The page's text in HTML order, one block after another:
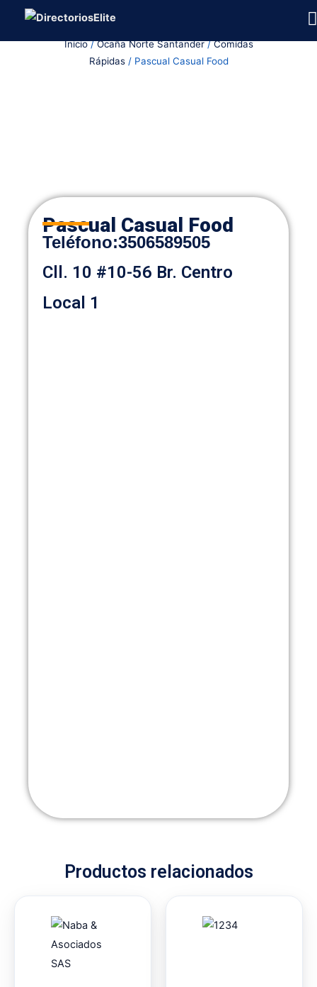
Inicio/Ocaña Norte Santander/Comidas
Rápidas/ Pascual Casual Food
Pascual Casual Food
Teléfono:3506589505
Cll. 10 #10-56 Br. Centro
Local 1
Productos relacionados